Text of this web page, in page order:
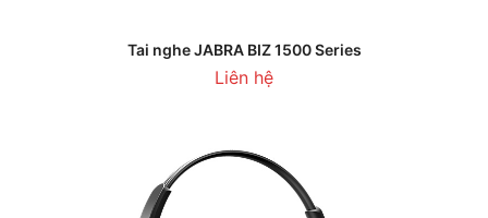
Tai nghe JABRA BIZ 1500 Series
Liên hệ